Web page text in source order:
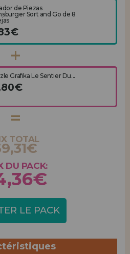
de Piezas
Sort and Go de 8
Grafika Le Sentier Du...
TOTAL
DU PACK:
LE PACK